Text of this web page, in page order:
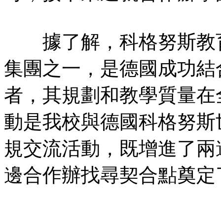
據了解，科格努斯教
集團之一，是德國成功
者，其規劃和教學質量
動是我校與德國科格努
規交流活動，既增進了
邊合作辦找尋契合點奠